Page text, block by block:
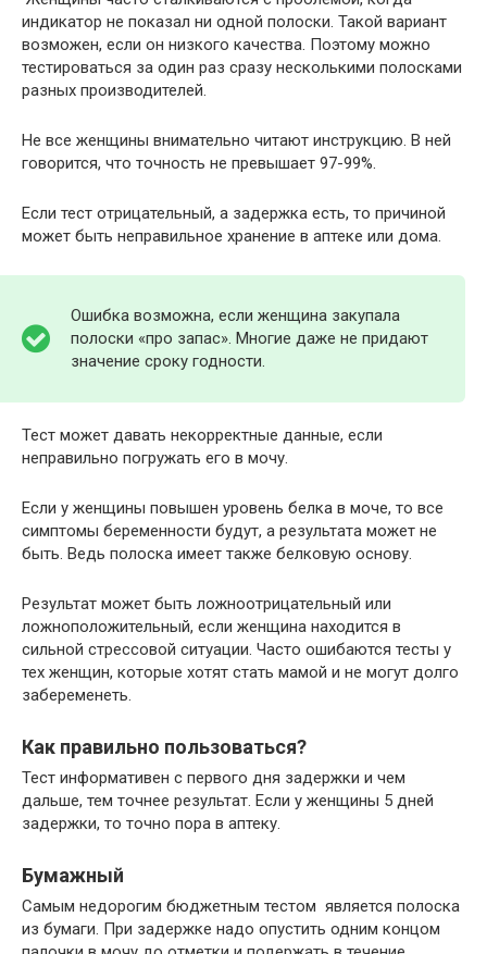
индикатор не показал ни одной полоски. Такой вариант
возможен, если он низкого качества. Поэтому можно
тестироваться за один раз сразу несколькими полосками
разных производителей.
Не все женщины внимательно читают инструкцию. В ней
говорится, что точность не превышает 97-99%.
Если тест отрицательный, а задержка есть, то причиной
может быть неправильное хранение в аптеке или дома.
Ошибка возможна, если женщина закупала
полоски «про запас». Многие даже не придают
значение сроку годности.
Тест может давать некорректные данные, если
неправильно погружать его в мочу.
Если у женщины повышен уровень белка в моче, то все
симптомы беременности будут, а результата может не
быть. Ведь полоска имеет также белковую основу.
Результат может быть ложноотрицательный или
ложноположительный, если женщина находится в
сильной стрессовой ситуации. Часто ошибаются тесты у
тех женщин, которые хотят стать мамой и не могут долго
забеременеть.
Как правильно пользоваться?
Тест информативен с первого дня задержки и чем
дальше, тем точнее результат. Если у женщины 5 дней
задержки, то точно пора в аптеку.
Бумажный
Самым недорогим бюджетным тестом является полоска
из бумаги. При задержке надо опустить одним концом